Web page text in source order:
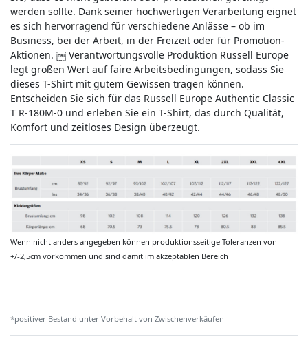
werden sollte. Dank seiner hochwertigen Verarbeitung eignet
es sich hervorragend für verschiedene Anlässe – ob im
Business, bei der Arbeit, in der Freizeit oder für Promotion-
Aktionen. ￼ Verantwortungsvolle Produktion Russell Europe
legt großen Wert auf faire Arbeitsbedingungen, sodass Sie
dieses T-Shirt mit gutem Gewissen tragen können.
Entscheiden Sie sich für das Russell Europe Authentic Classic
T R-180M-0 und erleben Sie ein T-Shirt, das durch Qualität,
Komfort und zeitloses Design überzeugt.
Wenn nicht anders angegeben können produktionsseitige Toleranzen von
+/-2,5cm vorkommen und sind damit im akzeptablen Bereich
*positiver Bestand unter Vorbehalt von Zwischenverkäufen